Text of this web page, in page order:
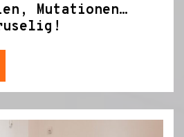
Mutationen…